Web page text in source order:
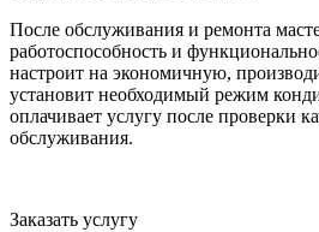
После обслуживания и ремонта
работоспособность и
настроит на экономичную,
установит необходимый режим
оплачивает услугу после проверки
обслуживания.
Заказать услугу